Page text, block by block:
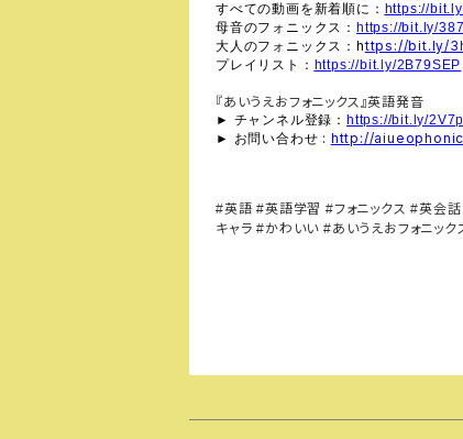
すべての動画を新着順に： https://
母音のフォニックス： https://bit.ly/
大人のフォニックス： https://bit.ly/
プレイリスト： https://bit.ly/2B79SEP
『あいうえおフォニックス』英語発音
► チャンネル登録： https://bit.ly/
► お問い合わせ : http://
#英語 #英語学習 #フォニックス #英会話
キャラ #かわいい #あいうえおフォニック